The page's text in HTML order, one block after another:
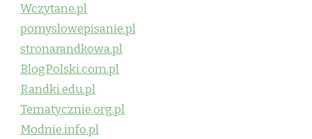
Wczytane.pl
pomyslowepisanie.pl
stronarandkowa.pl
BlogPolski.com.pl
Randki.edu.pl
Tematycznie.org.pl
Modnie.info.pl